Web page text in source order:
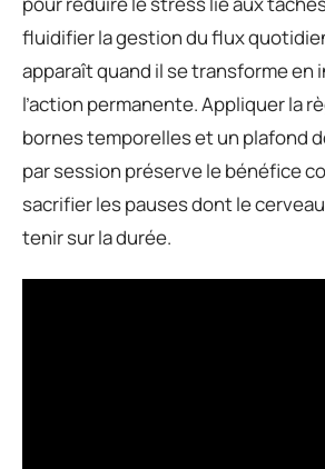
fluidifier la gestion du flux
apparaît quand il se transforme en
l’action permanente. Appliquer la
bornes temporelles et un plafond
par session préserve le bénéfice
sacrifier les pauses dont le
tenir sur la durée.